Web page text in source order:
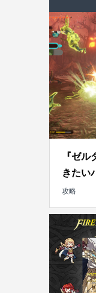
『ゼ
きたい
攻略